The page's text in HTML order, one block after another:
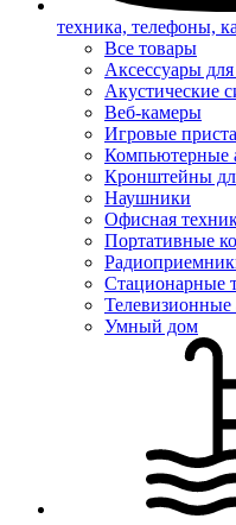
техника, телефоны,
Все товары
Аксессуары
Акустические
Веб-камеры
Игровые
Компьютерные
Кронштейны
Наушники
Офисная
Портативные
Стационарные
Умный дом